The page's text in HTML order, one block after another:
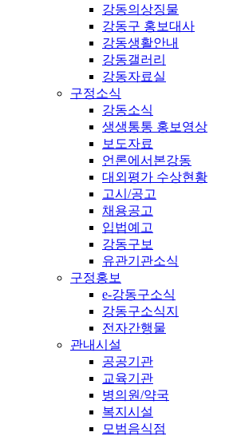
강동의상징물
강동구 홍보대사
강동생활안내
강동갤러리
강동자료실
구정소식
강동소식
생생통통 홍보영상
보도자료
언론에서본강동
대외평가 수상현황
고시/공고
채용공고
입법예고
강동구보
유관기관소식
구정홍보
e-강동구소식
강동구소식지
전자간행물
관내시설
공공기관
교육기관
병의원/약국
복지시설
모범음식점